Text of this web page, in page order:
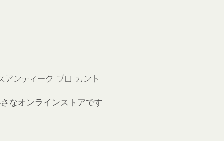
アンティーク ブロ カント
なオンラインストアです